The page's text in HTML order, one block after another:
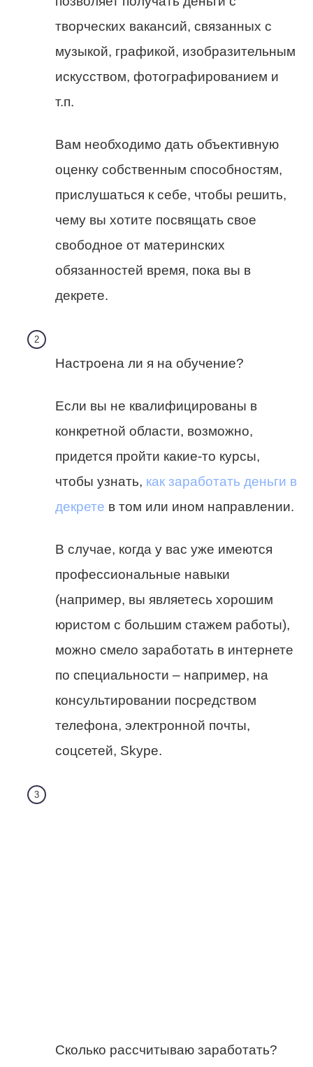
творческих вакансий, связанных с
музыкой, графикой, изобразительным
искусством, фотографированием и
т.п.
Вам необходимо дать объективную
оценку собственным способностям,
прислушаться к себе, чтобы решить,
чему вы хотите посвящать свое
свободное от материнских
обязанностей время, пока вы в
декрете.
Настроена ли я на обучение?
Если вы не квалифицированы в
конкретной области, возможно,
придется пройти какие-то курсы,
чтобы узнать, как заработать деньги в
декрете в том или ином направлении.
В случае, когда у вас уже имеются
профессиональные навыки
(например, вы являетесь хорошим
юристом с большим стажем работы),
можно смело заработать в интернете
по специальности – например, на
консультировании посредством
телефона, электронной почты,
соцсетей, Skype.
Сколько рассчитываю заработать?